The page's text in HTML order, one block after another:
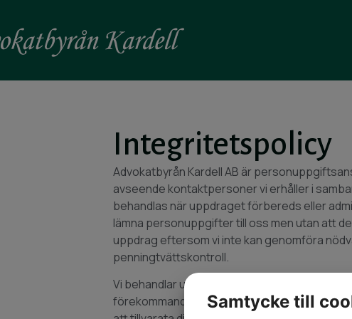
Integritetspolicy
Advokatbyrån Kardell AB är
avseende kontaktpersoner vi erhåller i
behandlas när uppdraget förbereds eller
lämna personuppgifter till oss men utan att
uppdrag eftersom vi inte kan genomföra
penningtvättskontroll.
Vi behandlar uppgifterna för att genomföra
förekommande fall) penningtvättskontroll,
Samtycke till